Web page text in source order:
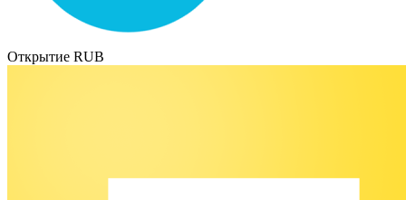
Открытие RUB